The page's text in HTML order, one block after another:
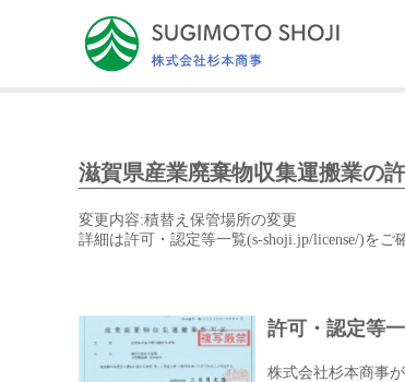
滋賀県産業廃棄物収集運搬業の
変更内容:積替え保管場所の変更
詳細は許可・認定等一覧(s-shoji.jp/license/)をご
許可・認定等
株式会社杉本商事